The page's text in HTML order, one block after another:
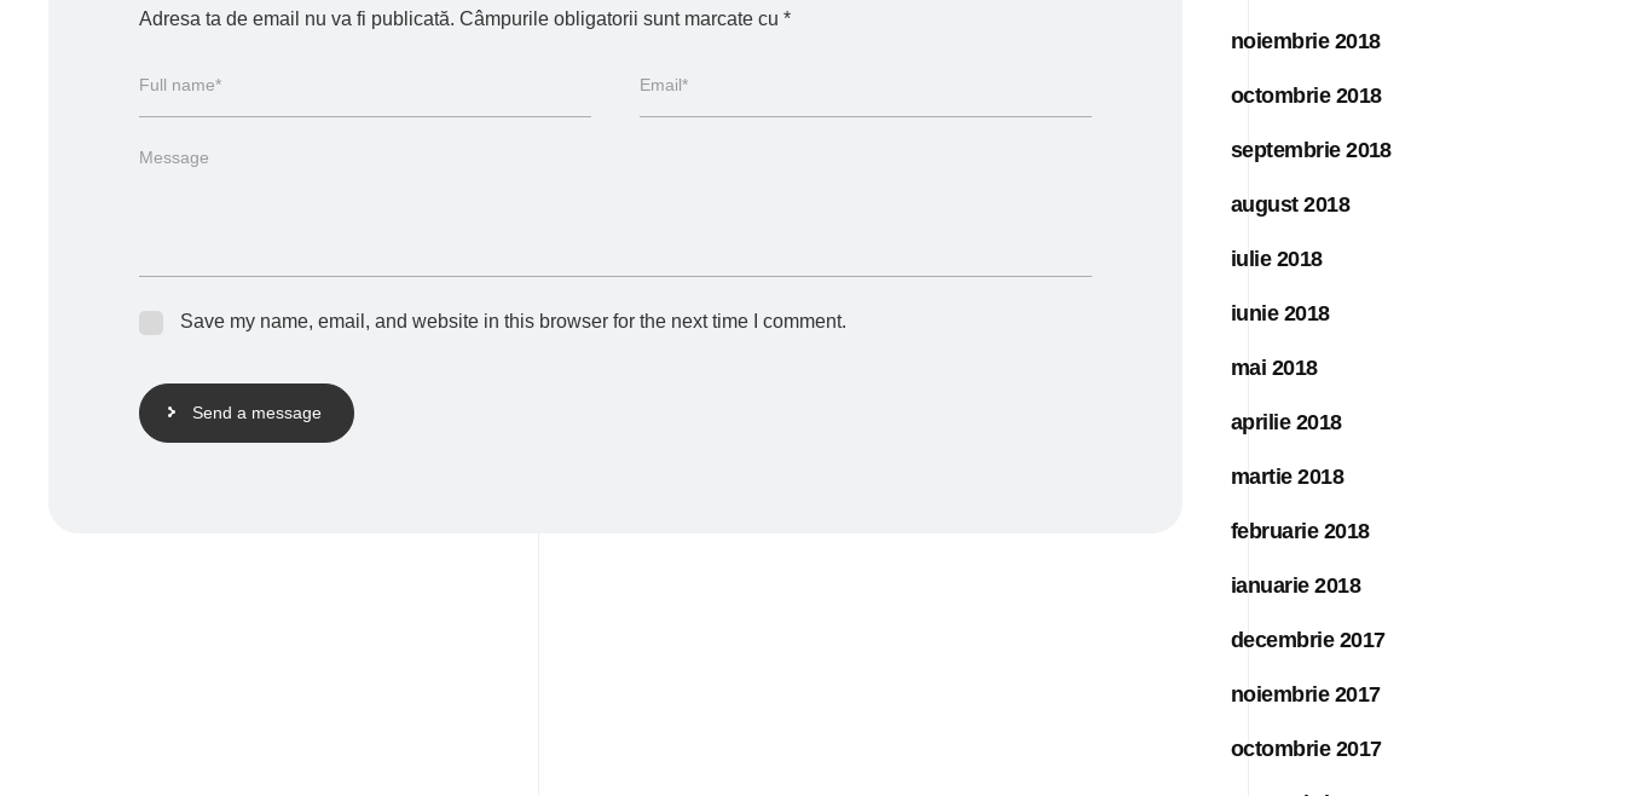
Adresa ta de email nu va fi publicată. Câmpurile obligatorii sunt marcate cu *
Save my name, email, and website in this browser for the next time I comment.
Send a message
noiembrie 2018
octombrie 2018
septembrie 2018
august 2018
iulie 2018
iunie 2018
mai 2018
aprilie 2018
martie 2018
februarie 2018
ianuarie 2018
decembrie 2017
noiembrie 2017
octombrie 2017